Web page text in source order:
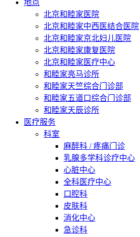
地点
北京和睦家医院
北京和睦家中西医结合医院
北京和睦家京北妇儿医院
北京和睦家康复医院
北京和睦家医疗中心
和睦家亮马诊所
和睦家天竺综合门诊部
和睦家五道口综合门诊部
和睦家天辰诊所
医疗服务
科室
麻醉科 / 疼痛门诊
乳腺多学科诊疗中心
心脏中心
全科医疗中心
口腔科
皮肤科
消化中心
急诊科